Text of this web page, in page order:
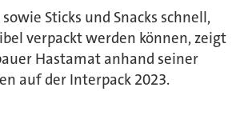
Sticks und Snacks schnell,
verpackt werden können, zeigt
Hastamat anhand seiner
auf der Interpack 2023.